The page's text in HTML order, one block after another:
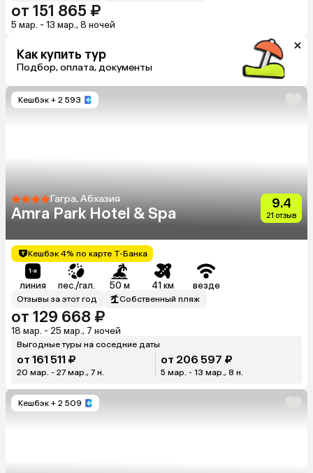
от 151 865 ₽
5 мар. - 13 мар., 8 ночей
Как купить тур
Подбор, оплата, документы
Кешбэк + 2 593
Гагра, Абхазия
Amra Park Hotel & Spa
9.4
21 отзыв
Кешбэк 4% по карте Т-Банка
линия пес./гал. 50 м 41 км везде
Отзывы за этот год Собственный пляж
от 129 668 ₽
18 мар. - 25 мар., 7 ночей
Выгодные туры на соседние даты
от 161 511 ₽
20 мар. - 27 мар., 7 н.
от 206 597 ₽
5 мар. - 13 мар., 8 н.
Кешбэк + 2 509